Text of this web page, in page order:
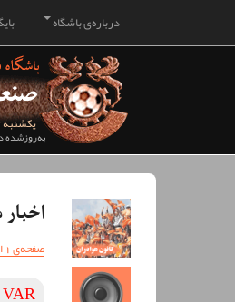
درباره‌ی باشگاه
یکشنبه 17 مرداد ماه 1405
به‌روزشده
صفحه‌ی 1 از 432
VAR به لیگ یک می آید؟!